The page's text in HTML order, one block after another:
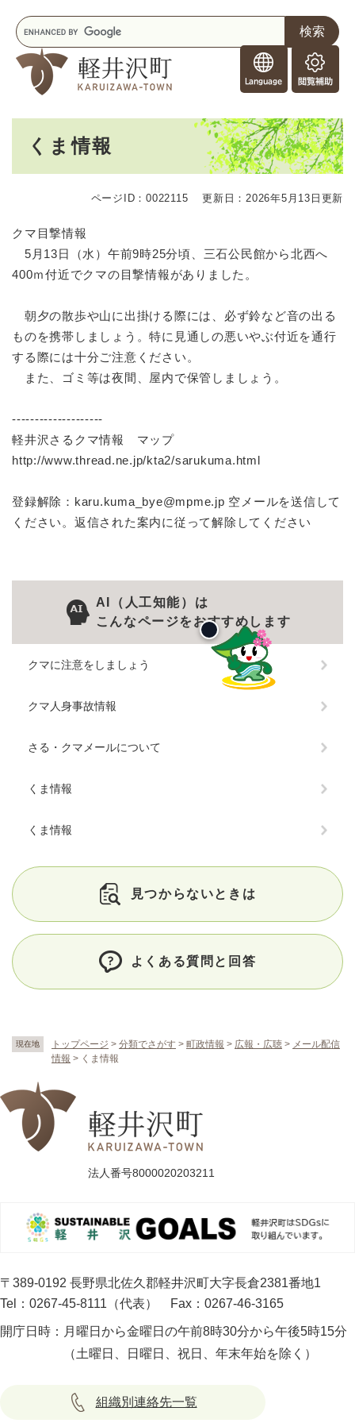
o
r
e
i
n
s
閲
覧
助
キ
ー
ワ
現在地 トップページ > 分類でさがす > 町政情報 > 広報・広聴 > メール配信
情報 > くま情報
くま情報
ページID：0022115 更新日：2026年5月13日更新
クマ目撃情報
5月13日（水）午前9時25分頃、三石公民館から北西へ
400ｍ付近でクマの目撃情報がありました。
朝夕の散歩や山に出掛ける際には、必ず鈴など音の出る
ものを携帯しましょう。特に見通しの悪いやぶ付近を通行
する際には十分ご注意ください。
また、ゴミ等は夜間、屋内で保管しましょう。
--------------------
軽井沢さるクマ情報 マップ
http://www.thread.ne.jp/kta2/sarukuma.html
登録解除：karu.kuma_bye@mpme.jp 空メールを送信して
ください。返信された案内に従って解除してください
AI（人工知能）は
こんなページをおすすめします
クマに注意をしましょう
クマ人身事故情報
さる・クマメールについて
くま情報
くま情報
見つからないときは
よくある質問と回答
法人番号8000020203211
〒389-0192 長野県北佐久郡軽井沢町大字長倉2381番地1
Tel：0267-45-8111（代表）
Fax：0267-46-3165
開庁日時： 月曜日から金曜日の午前8時30分から午後5時15分
（土曜日、日曜日、祝日、年末年始を除く）
組織別連絡先一覧